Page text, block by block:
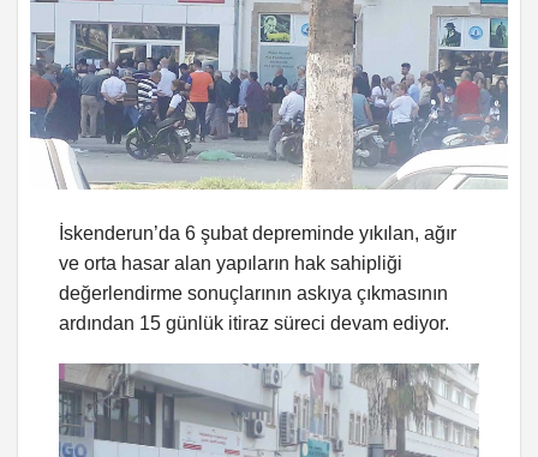
İskenderun’da 6 şubat depreminde yıkılan, ağır
ve orta hasar alan yapıların hak sahipliği
değerlendirme sonuçlarının askıya çıkmasının
ardından 15 günlük itiraz süreci devam ediyor.